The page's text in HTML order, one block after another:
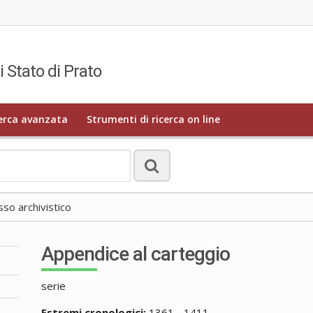
Stato di Prato
avanzata Strumenti di ricerca on line
archivistico
Appendice al carteggio
serie